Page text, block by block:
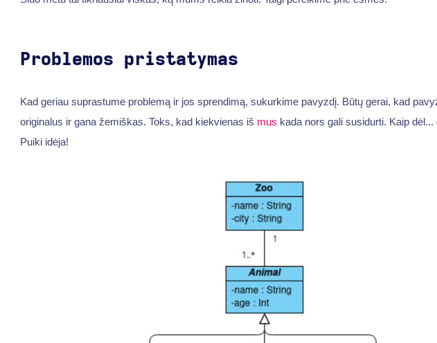
Problemos pristatymas
Kad geriau suprastume problemą ir jos sprendimą, sukurkime pavyzdį. Būtų gerai, kad
originalus ir gana žemiškas. Toks, kad kiekvienas iš mus kada nors gali susidurti. Kaip dėl...
Puiki idėja!